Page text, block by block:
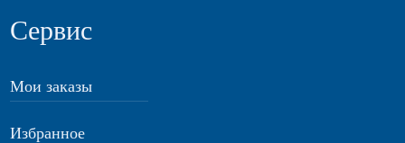
Сервис
Мои заказы
Избранное